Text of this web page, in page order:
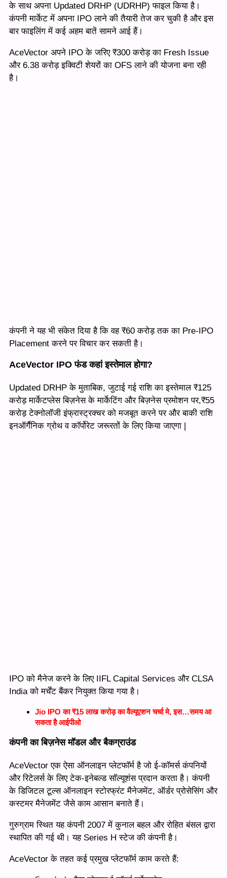
के साथ अपना Updated DRHP (UDRHP) फाइल किया है।
कंपनी मार्केट में अपना IPO लाने की तैयारी तेज कर चुकी है और इस
बार फाइलिंग में कई अहम बातें सामने आई हैं।
AceVector अपने IPO के जरिए ₹300 करोड़ का Fresh Issue
और 6.38 करोड़ इक्विटी शेयरों का OFS लाने की योजना बना रही
है।
कंपनी ने यह भी संकेत दिया है कि वह ₹60 करोड़ तक का Pre-IPO
Placement करने पर विचार कर सकती है।
AceVector IPO फंड कहां इस्तेमाल होगा?
Updated DRHP के मुताबिक, जुटाई गई राशि का इस्तेमाल ₹125
करोड़ मार्केटप्लेस बिज़नेस के मार्केटिंग और बिज़नेस प्रमोशन पर,₹55
करोड़ टेक्नोलॉजी इंफ्रास्ट्रक्चर को मजबूत करने पर और बाकी राशि
इनऑर्गैनिक ग्रोथ व कॉर्पोरेट जरूरतों के लिए किया जाएगा |
IPO को मैनेज करने के लिए IIFL Capital Services और CLSA
India को मर्चेंट बैंकर नियुक्त किया गया है।
Jio IPO का ₹15 लाख करोड़ का वैल्यूएशन चर्चा मे, इस…समय आ
सकता है आईपीओ
कंपनी का बिज़नेस मॉडल और बैकग्राउंड
AceVector एक ऐसा ऑनलाइन प्लेटफॉर्म है जो ई-कॉमर्स कंपनियों
और रिटेलर्स के लिए टेक-इनेबल्ड सॉल्यूशंस प्रदान करता है। कंपनी
के डिजिटल टूल्स ऑनलाइन स्टोरफ्रंट मैनेजमेंट, ऑर्डर प्रोसेसिंग और
कस्टमर मैनेजमेंट जैसे काम आसान बनाते हैं।
गुरुग्राम स्थित यह कंपनी 2007 में कुनाल बहल और रोहित बंसल द्वारा
स्थापित की गई थी। यह Series H स्टेज की कंपनी है।
AceVector के तहत कई प्रमुख प्लेटफॉर्म काम करते हैं: